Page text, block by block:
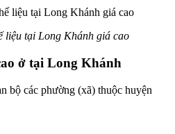
liệu tại Long Khánh giá cao
ở tại Long Khánh
bộ các phường (xã) thuộc huyện